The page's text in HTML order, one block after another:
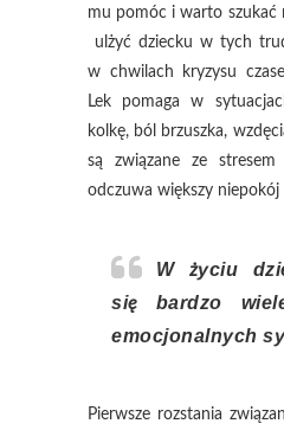
mu pomóc i warto szukać
ulżyć dziecku w tych
w chwilach kryzysu
Lek pomaga w
kolkę, ból brzuszka,
są związane ze
odczuwa większy niepokój
W życiu dziecka, pojawia
się bardzo
emocjonalnych
Pierwsze rozstania